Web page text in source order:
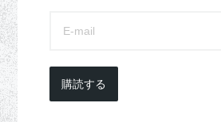
購読する